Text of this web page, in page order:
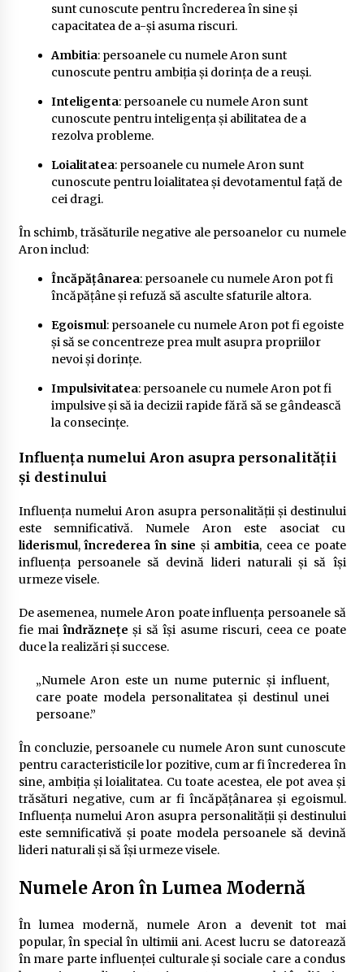
sunt cunoscute pentru încrederea în sine și
capacitatea de a-și asuma riscuri.
Ambitia: persoanele cu numele Aron sunt
cunoscute pentru ambiția și dorința de a reuși.
Inteligenta: persoanele cu numele Aron sunt
cunoscute pentru inteligența și abilitatea de a
rezolva probleme.
Loialitatea: persoanele cu numele Aron sunt
cunoscute pentru loialitatea și devotamentul față de
cei dragi.
În schimb, trăsăturile negative ale persoanelor cu numele
Aron includ:
Încăpățânarea: persoanele cu numele Aron pot fi
încăpățâne și refuză să asculte sfaturile altora.
Egoismul: persoanele cu numele Aron pot fi egoiste
și să se concentreze prea mult asupra propriilor
nevoi și dorințe.
Impulsivitatea: persoanele cu numele Aron pot fi
impulsive și să ia decizii rapide fără să se gândească
la consecințe.
Influența numelui Aron asupra personalității
și destinului
Influența numelui Aron asupra personalității și destinului
este semnificativă. Numele Aron este asociat cu
liderismul,încrederea în sine și ambitia, ceea ce poate
influența persoanele să devină lideri naturali și să își
urmeze visele.
De asemenea, numele Aron poate influența persoanele să
fie maiîndrăznețe și să își asume riscuri, ceea ce poate
duce la realizări și succese.
„Numele Aron este un nume puternic și influent,
care poate modela personalitatea și destinul unei
persoane.”
În concluzie, persoanele cu numele Aron sunt cunoscute
pentru caracteristicile lor pozitive, cum ar fi încrederea în
sine, ambiția și loialitatea. Cu toate acestea, ele pot avea și
trăsături negative, cum ar fi încăpățânarea și egoismul.
Influența numelui Aron asupra personalității și destinului
este semnificativă și poate modela persoanele să devină
lideri naturali și să își urmeze visele.
Numele Aron în Lumea Modernă
În lumea modernă, numele Aron a devenit tot mai
popular, în special în ultimii ani. Acest lucru se datorează
în mare parte influenței culturale și sociale care a condus